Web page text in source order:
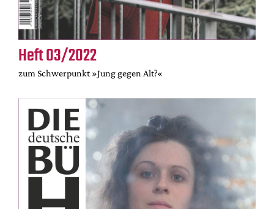
Heft 03/2022
zum Schwerpunkt »Jung gegen Alt?«